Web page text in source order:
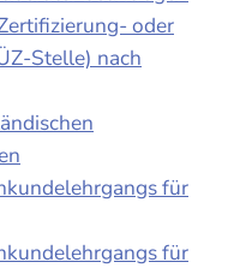
oder
Stelle) nach
für
für